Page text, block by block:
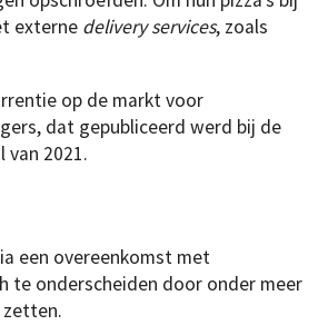
externe delivery services, zoals
op de markt voor
dat gepubliceerd werd bij de
2021.
een overeenkomst met
te onderscheiden door onder meer